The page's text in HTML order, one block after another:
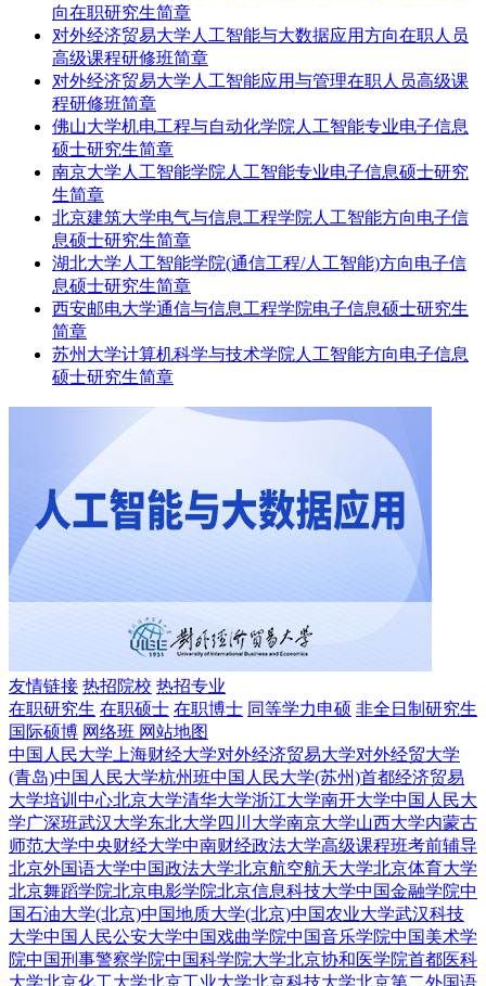
向在职研究生简章
对外经济贸易大学人工智能与大数据应用方向在职人员
高级课程研修班简章
对外经济贸易大学人工智能应用与管理在职人员高级课
程研修班简章
佛山大学机电工程与自动化学院人工智能专业电子信息
硕士研究生简章
南京大学人工智能学院人工智能专业电子信息硕士研究
生简章
北京建筑大学电气与信息工程学院人工智能方向电子信
息硕士研究生简章
湖北大学人工智能学院(通信工程/人工智能)方向电子信
息硕士研究生简章
西安邮电大学通信与信息工程学院电子信息硕士研究生
简章
苏州大学计算机科学与技术学院人工智能方向电子信息
硕士研究生简章
友情链接 热招院校 热招专业
在职研究生 在职硕士 在职博士 同等学力申硕 非全日制研究生
国际硕博 网络班 网站地图
中国人民大学 上海财经大学对外经济贸易大学对外经贸大学
(青岛)中国人民大学杭州班中国人民大学(苏州)首都经济贸易
大学培训中心北京大学清华大学浙江大学南开大学中国人民大
学广深班武汉大学东北大学 四川大学南京大学山西大学内蒙古
师范大学中央财经大学中南财经政法大学高级课程班考前辅导
北京外国语大学中国政法大学北京航空航天大学北京体育大学
北京舞蹈学院北京电影学院北京信息科技大学中国金融学院中
国石油大学(北京)中国地质大学(北京)中国农业大学武汉科技
大学中国人民公安大学中国戏曲学院中国音乐学院中国美术学
院中国刑事警察学院中国科学院大学北京协和医学院首都医科
大学北京化工大学北京工业大学北京科技大学北京第二外国语